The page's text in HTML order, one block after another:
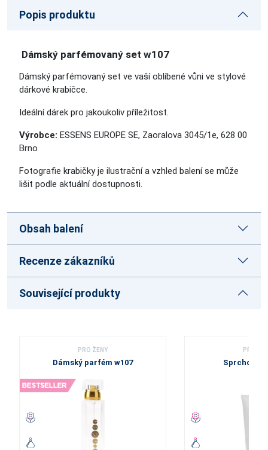
Popis produktu
Dámský parfémovaný set w107
Dámský parfémovaný set ve vaší oblíbené vůni ve stylové
dárkové krabičce.
Ideální dárek pro jakoukoliv příležitost.
Výrobce: ESSENS EUROPE SE, Zaoralova 3045/1e, 628 00
Brno
Fotografie krabičky je ilustrační a vzhled balení se může
lišit podle aktuální dostupnosti.
Obsah balení
Recenze zákazníků
Související produkty
PRO ŽENY
Dámský parfém w107
PRO
Sprchový